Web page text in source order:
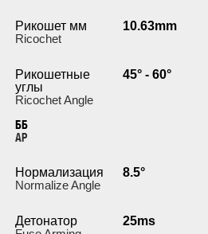
Рикошет мм
Ricochet
10.63mm
Рикошетные
углы
Ricochet Angle
45° - 60°
ББ
AP
Нормализация
Normalize Angle
8.5°
Детонатор
25ms